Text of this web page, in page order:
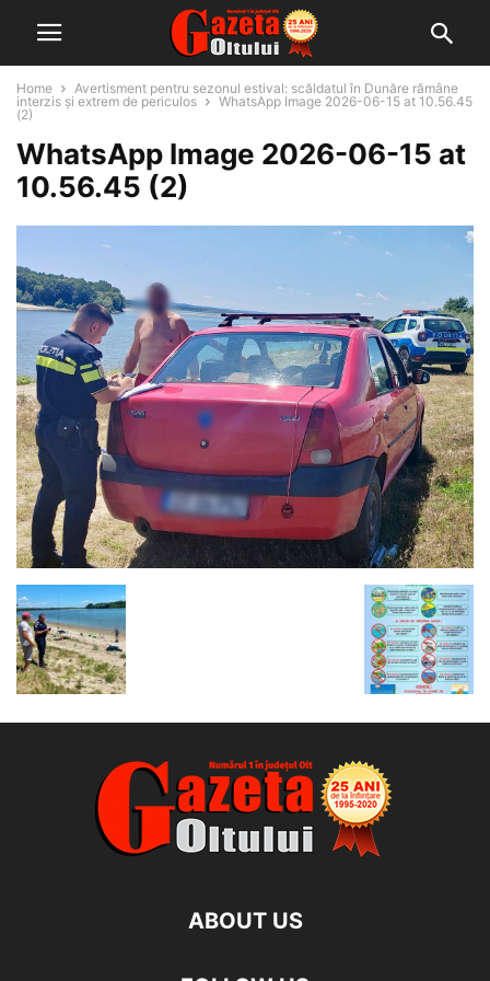
Home
Avertisment pentru sezonul estival: scăldatul în Dunăre rămâne
interzis și extrem de periculos
WhatsApp Image 2026-06-15 at 10.56.45
(2)
WhatsApp Image 2026-06-15 at
10.56.45 (2)
ABOUT US